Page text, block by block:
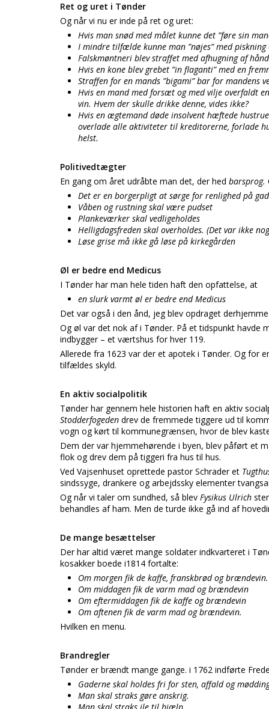
Ret og uret i Tønder
Og når vi nu er inde på ret og uret:
Hvis man snød med målet kunne det ”føre sin
I mindre tilfælde kunne man ”nøjes” med
Falskmøntneri blev straffet med afhugning af
Hvis en kone blev grebet ”in flaganti” med en
Straffen for en mands ”bigami” bar for mandens
Hvis en mand med forsæt og med vilje overfaldt
vin. Hvem der skulle drikke denne, vides ikke?
Hvis en ægtemand døde insolvent hæftede
overlade alle aktiviteter til kreditorerne, forlade
helst.
Politivedtægter
En gang om året udråbte man det, der hed barsprog.
Det er en borgerpligt at sørge for renlighed på
Våben og rustning skal være pudset
Plankeværker skal vedligeholdes
Helligdagsfreden skal overholdes. (Det var ikke
Løse grise må ikke gå løse på kirkegården
Øl er bedre end Medicus
I Tønder har man hele tiden haft den opfattelse, at
en slurk varmt øl er bedre end Medicus
Det var også i den ånd, jeg blev opdraget
Og øl var det nok af i Tønder. På et tidspunkt havde
indbygger – et værtshus for hver 119.
Allerede fra 1623 var der et apotek i Tønder. Og for
tilfældes skyld.
En aktiv socialpolitik
Tønder har gennem hele historien haft en aktiv
Stodderfogeden drev de fremmede tiggere ud til
vogn og kørt til kommunegrænsen, hvor de blev
Dem der var hjemmehørende i byen, blev påført et
flok og drev dem på tiggeri fra hus til hus.
Ved Vajsenhuset oprettede pastor Schrader et
sindssyge, drankere og arbejdssky elementer
Og når vi taler om sundhed, så blev Fysikus Ulrich
behandles af ham. Men de turde ikke gå ind af
De mange besættelser
Der har altid været mange soldater indkvarteret i
kosakker boede i1814 fortalte:
Om morgen fik de kaffe, franskbrød og brændevin.
Om middagen fik de varm mad og brændevin
Om eftermiddagen fik de kaffe og brændevin
Om aftenen fik de varm mad og brændevin.
Hvilken en menu.
Brandregler
Tønder er brændt mange gange. i 1762 indførte
Gaderne skal holdes fri for sten, affald og
Man skal straks gøre anskrig.